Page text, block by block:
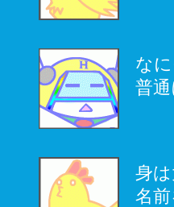
な
普
身
名